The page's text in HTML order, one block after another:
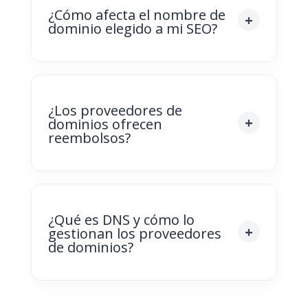
¿Cómo afecta el nombre de
dominio elegido a mi SEO?
¿Los proveedores de
dominios ofrecen
reembolsos?
¿Qué es DNS y cómo lo
gestionan los proveedores
de dominios?